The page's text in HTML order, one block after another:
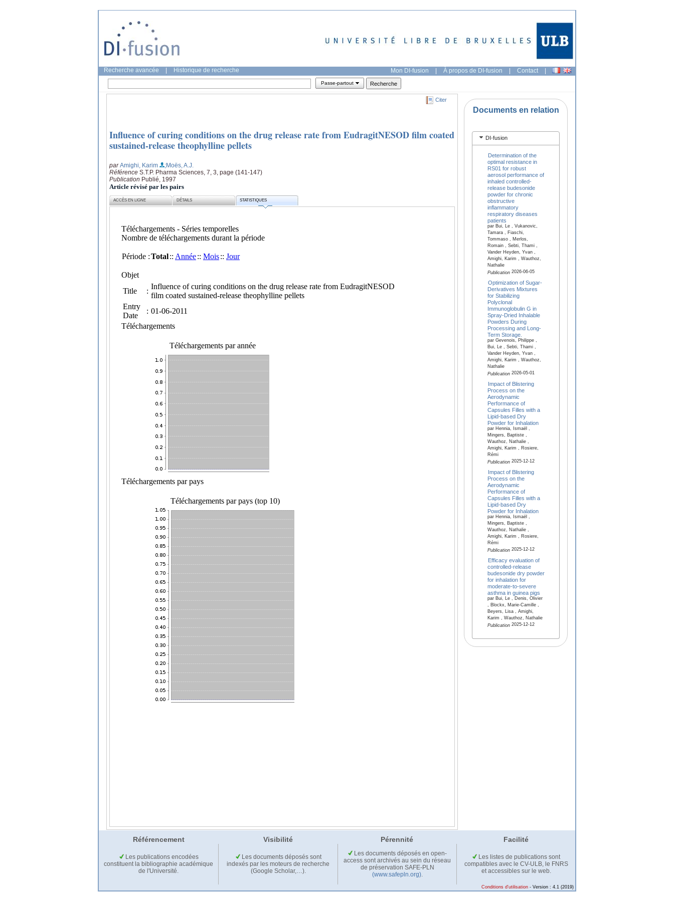
Recherche avancée Historique de recherche Mon DI-fusion | À propos de DI-fusion | Contact |
Passe-partout
Citer
Influence of curing conditions on the drug release rate from EudragitNESOD film coated
sustained-release theophylline pellets
parAmighi, Karim
;Moës, A.J.
Référence S.T.P. Pharma Sciences, 7, 3, page (141-147)
Publication Publié, 1997
Article révisé par les pairs
ACCÈS EN LIGNE DÉTAILS STATISTIQUES
Documents en relation
DI-fusion
Determination of the
optimal resistance in
RS01 for robust
aerosol performance of
inhaled controlled-
release budesonide
powder for chronic
obstructive
inflammatory
respiratory diseases
patients
par Bui, Le , Vukanovic,
Tamara , Fiaschi,
Tommaso , Merlos,
Romain , Sebti, Thami ,
Vander Heyden, Yvan ,
Amighi, Karim , Wauthoz,
Nathalie
Publication2026-06-05
Optimization of Sugar-
Derivatives Mixtures
for Stabilizing
Polyclonal
Immunoglobulin G in
Spray-Dried Inhalable
Powders During
Processing and Long-
Term Storage.
par Gevenois, Philippe ,
Bui, Le , Sebti, Thami ,
Vander Heyden, Yvan ,
Amighi, Karim , Wauthoz,
Nathalie
Publication2026-05-01
Impact of Blistering
Process on the
Aerodynamic
Performance of
Capsules Filles with a
Lipid-based Dry
Powder for Inhalation
par Hennia, Ismaël ,
Mingers, Baptiste ,
Wauthoz, Nathalie ,
Amighi, Karim , Rosiere,
Rémi
Publication2025-12-12
Impact of Blistering
Process on the
Aerodynamic
Performance of
Capsules Filles with a
Lipid-based Dry
Powder for Inhalation
par Hennia, Ismaël ,
Mingers, Baptiste ,
Wauthoz, Nathalie ,
Amighi, Karim , Rosiere,
Rémi
Publication2025-12-12
Efficacy evaluation of
controlled-release
budesonide dry powder
for inhalation for
moderate-to-severe
asthma in guinea pigs
par Bui, Le , Denis, Olivier
, Blockx, Marie-Camille ,
Beyers, Lisa , Amighi,
Karim , Wauthoz, Nathalie
Publication2025-12-12
Référencement Visibilité Pérennité Facilité
Les publications encodées
constituent la bibliographie académique
de l'Université.
Les documents déposés sont
indexés par les moteurs de recherche
(Google Scholar,…).
Les documents déposés en open-
access sont archivés au sein du réseau
de préservation SAFE-PLN
(www.safepln.org).
Les listes de publications sont
compatibles avec le CV-ULB, le FNRS
et accessibles sur le web.
Conditions d'utilisation - Version : 4.1 (2019)